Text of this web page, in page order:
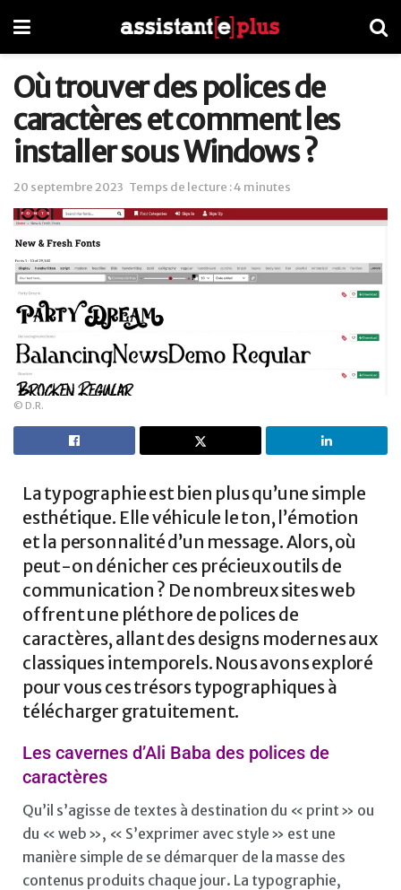
Où trouver des polices de
caractères et comment les
installer sous Windows ?
20 septembre 2023 Temps de lecture : 4 minutes
© D.R.
La typographie est bien plus qu’une simple
esthétique. Elle véhicule le ton, l’émotion
et la personnalité d’un message. Alors, où
peut-on dénicher ces précieux outils de
communication ? De nombreux sites web
offrent une pléthore de polices de
caractères, allant des designs modernes aux
classiques intemporels. Nous avons exploré
pour vous ces trésors typographiques à
télécharger gratuitement.
Les cavernes d’Ali Baba des polices de
caractères
Qu’il s’agisse de textes à destination du « print » ou
du « web », « S’exprimer avec style » est une
manière simple de se démarquer de la masse des
contenus produits chaque jour. La typographie,